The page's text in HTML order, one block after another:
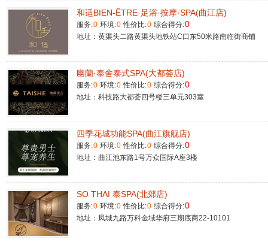
和适BIEN-ÊTRE·足浴·按摩·SPA(曲江店)
服务:0 环境:0 性价比:0 综合得分:0
地址：黄渠头二路黄渠头地铁站C口东50米路南临街商铺
幽蘭·泰舍泰式SPA(大都荟店)
服务:0 环境:0 性价比:0 综合得分:0
地址：科技路大都荟四号楼三单元303室
四季花城功能SPA(曲江旗舰店)
服务:0 环境:0 性价比:0 综合得分:0
地址：曲江池东路1号万众国际A座3楼
SO THAI 泰SPA(北郊店)
服务:0 环境:0 性价比:0 综合得分:0
地址：凤城九路万科金域华府三期底商22-10101